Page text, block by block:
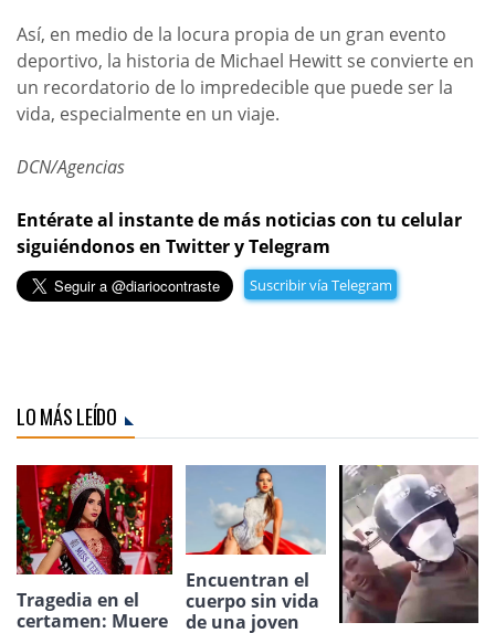
Así, en medio de la locura propia de un gran evento
deportivo, la historia de Michael Hewitt se convierte en
un recordatorio de lo impredecible que puede ser la
vida, especialmente en un viaje.
DCN/Agencias
Entérate al instante de más noticias con tu celular
siguiéndonos en Twitter y Telegram
Suscribir vía Telegram
LO MÁS LEÍDO
Tragedia en el
certamen: Muere
Encuentran el
cuerpo sin vida
de una joven